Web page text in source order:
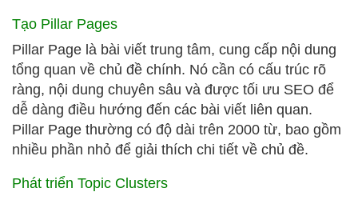
Tạo Pillar Pages
Pillar Page là bài viết trung tâm, cung cấp nội dung
tổng quan về chủ đề chính. Nó cần có cấu trúc rõ
ràng, nội dung chuyên sâu và được tối ưu SEO để
dễ dàng điều hướng đến các bài viết liên quan.
Pillar Page thường có độ dài trên 2000 từ, bao gồm
nhiều phần nhỏ để giải thích chi tiết về chủ đề.
Phát triển Topic Clusters